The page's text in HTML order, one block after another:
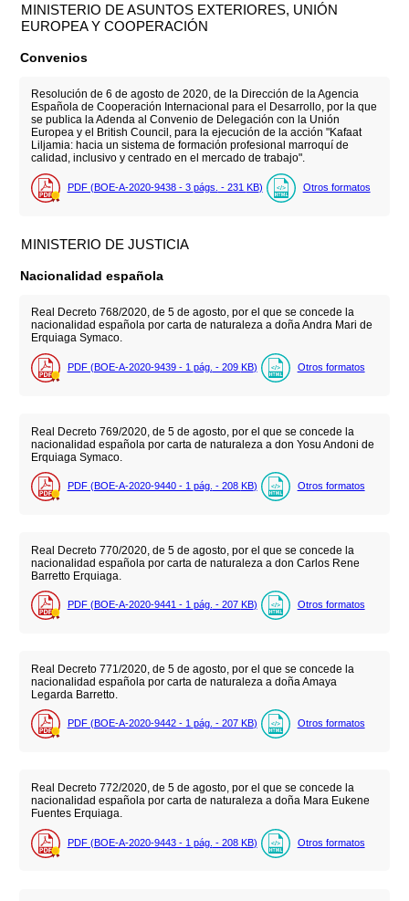
MINISTERIO DE ASUNTOS EXTERIORES, UNIÓN
EUROPEA Y COOPERACIÓN
Convenios
Resolución de 6 de agosto de 2020, de la Dirección de la Agencia
Española de Cooperación Internacional para el Desarrollo, por la que
se publica la Adenda al Convenio de Delegación con la Unión
Europea y el British Council, para la ejecución de la acción "Kafaat
Liljamia: hacia un sistema de formación profesional marroquí de
calidad, inclusivo y centrado en el mercado de trabajo".
PDF (BOE-A-2020-9438 - 3 págs. - 231 KB) Otros formatos
MINISTERIO DE JUSTICIA
Nacionalidad española
Real Decreto 768/2020, de 5 de agosto, por el que se concede la
nacionalidad española por carta de naturaleza a doña Andra Mari de
Erquiaga Symaco.
PDF (BOE-A-2020-9439 - 1 pág. - 209 KB) Otros formatos
Real Decreto 769/2020, de 5 de agosto, por el que se concede la
nacionalidad española por carta de naturaleza a don Yosu Andoni de
Erquiaga Symaco.
PDF (BOE-A-2020-9440 - 1 pág. - 208 KB) Otros formatos
Real Decreto 770/2020, de 5 de agosto, por el que se concede la
nacionalidad española por carta de naturaleza a don Carlos Rene
Barretto Erquiaga.
PDF (BOE-A-2020-9441 - 1 pág. - 207 KB) Otros formatos
Real Decreto 771/2020, de 5 de agosto, por el que se concede la
nacionalidad española por carta de naturaleza a doña Amaya
Legarda Barretto.
PDF (BOE-A-2020-9442 - 1 pág. - 207 KB) Otros formatos
Real Decreto 772/2020, de 5 de agosto, por el que se concede la
nacionalidad española por carta de naturaleza a doña Mara Eukene
Fuentes Erquiaga.
PDF (BOE-A-2020-9443 - 1 pág. - 208 KB) Otros formatos